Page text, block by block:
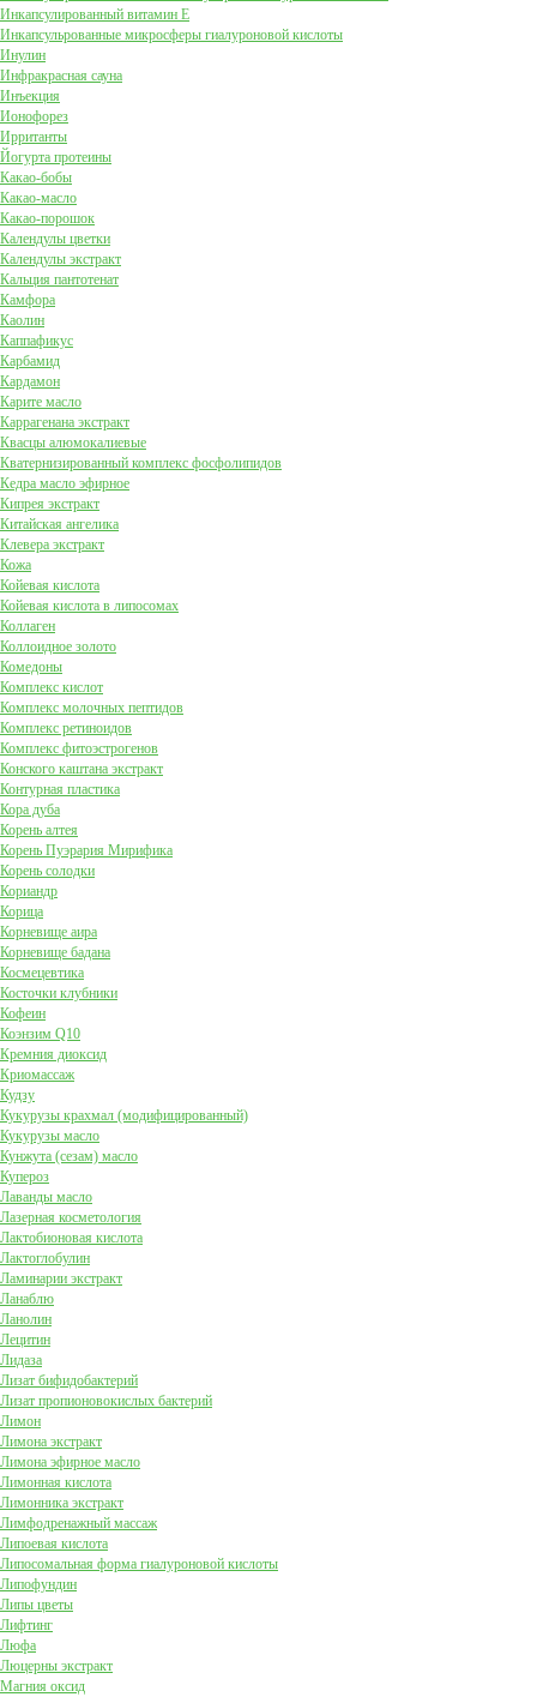
Инкапсулированный витамин Е
Инкапсульрованные микросферы гиалуроновой кислоты
Инулин
Инфракрасная сауна
Инъекция
Ионофорез
Ирританты
Йогурта протеины
Какао-бобы
Какао-масло
Какао-порошок
Календулы цветки
Календулы экстракт
Кальция пантотенат
Камфора
Каолин
Каппафикус
Карбамид
Кардамон
Карите масло
Каррагенана экстракт
Квасцы алюмокалиевые
Кватернизированный комплекс фосфолипидов
Кедра масло эфирное
Кипрея экстракт
Китайская ангелика
Клевера экстракт
Кожа
Койевая кислота
Койевая кислота в липосомах
Коллаген
Коллоидное золото
Комедоны
Комплекс кислот
Комплекс молочных пептидов
Комплекс ретиноидов
Комплекс фитоэстрогенов
Конского каштана экстракт
Контурная пластика
Кора дуба
Корень алтея
Корень Пуэрария Мирифика
Корень солодки
Кориандр
Корица
Корневище аира
Корневище бадана
Космецевтика
Косточки клубники
Кофеин
Коэнзим Q10
Кремния диоксид
Криомассаж
Кудзу
Кукурузы крахмал (модифицированный)
Кукурузы масло
Кунжута (сезам) масло
Купероз
Лаванды масло
Лазерная косметология
Лактобионовая кислота
Лактоглобулин
Ламинарии экстракт
Ланаблю
Ланолин
Лецитин
Лидаза
Лизат бифидобактерий
Лизат пропионовокислых бактерий
Лимон
Лимона экстракт
Лимона эфирное масло
Лимонная кислота
Лимонника экстракт
Лимфодренажный массаж
Липоевая кислота
Липосомальная форма гиалуроновой кислоты
Липофундин
Липы цветы
Лифтинг
Люфа
Люцерны экстракт
Магния оксид